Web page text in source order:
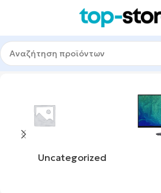
Αρχική σελίδα Προϊόν product_sku
Uncategorized